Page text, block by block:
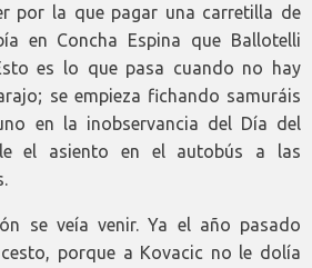
por la que pagar una carretilla de
en Concha Espina que Ballotelli
es lo que pasa cuando no hay
se empieza fichando samuráis
en la inobservancia del Día del
el asiento en el autobús a las
se veía venir. Ya el año pasado
porque a Kovacic no le dolía